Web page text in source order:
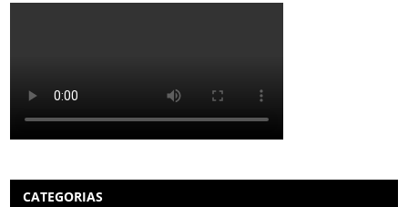
CATEGORIAS